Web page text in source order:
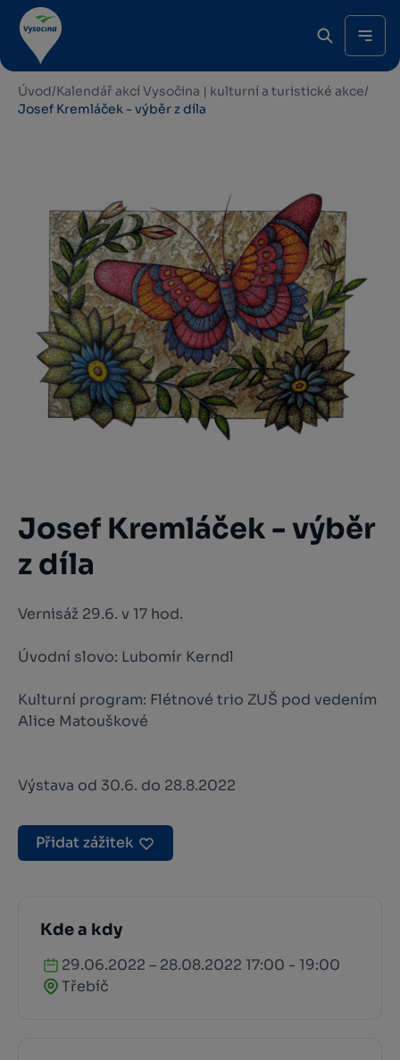
Úvod/Kalendář akcí Vysočina | kulturní a turistické akce/
Josef Kremláček - výběr z díla
Josef Kremláček - výběr
z díla
Vernisáž 29.6. v 17 hod.
Úvodní slovo: Lubomír Kerndl
Kulturní program: Flétnové trio ZUŠ pod vedením
Alice Matouškové
Výstava od 30.6. do 28.8.2022
Přidat zážitek
Kde a kdy
29.06.2022 – 28.08.2022 17:00 - 19:00
Třebíč